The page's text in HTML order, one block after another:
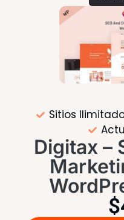
Sitios
Digitax –
$